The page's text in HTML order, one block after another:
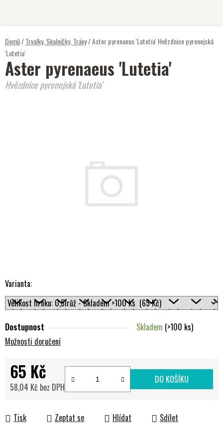
Domů/Trvalky, Skalničky, Trávy/Aster pyrenaeus 'Lutetia'Hvězdnice pyrenejská
'Lutetia'
Varianta:
Dostupnost Skladem (>100 ks)
Možnosti doručení
65 Kč
58,04 Kč bez DPH
DO KOŠÍKU
Tisk Zeptat se Hlídat Sdílet
Aster pyrenaeus 'Lutetia'
Hvězdnice pyrenejská 'Lutetia'